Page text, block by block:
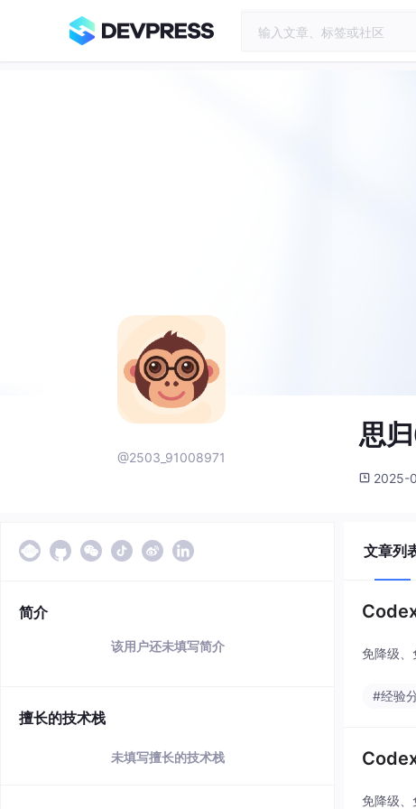
@2503_91008971
思
2025-
简介
该用户还未填写简介
擅长的技术栈
未填写擅长的技术栈
文章列
免降级、
#经验
免降级、